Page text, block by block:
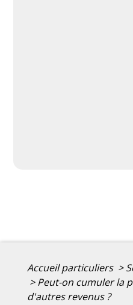
Accueil particuliers >
> Peut-on cumuler la
d'autres revenus ?